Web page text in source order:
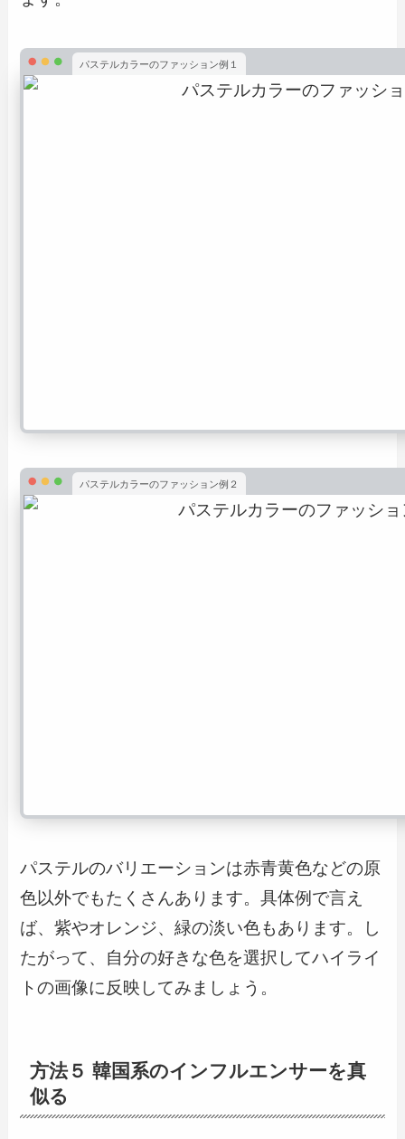
パステルカラーのファッション例１
パステルカラーのファッション例２
パステルのバリエーションは赤青黄色などの原
色以外でもたくさんあります。具体例で言え
ば、紫やオレンジ、緑の淡い色もあります。し
たがって、自分の好きな色を選択してハイライ
トの画像に反映してみましょう。
方法５ 韓国系のインフルエンサーを真
似る